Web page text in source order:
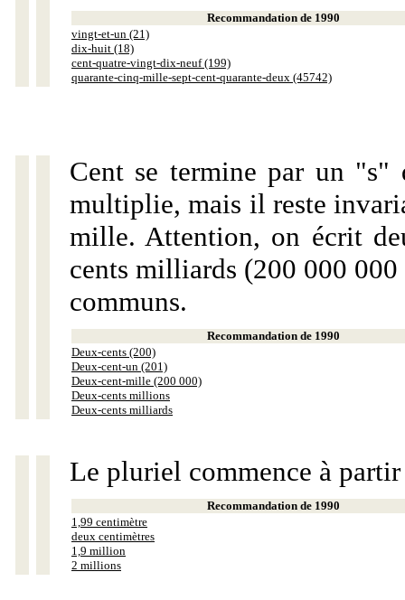
Recommandation de 1990
vingt-et-un (21)
dix-huit (18)
cent-quatre-vingt-dix-neuf (199)
quarante-cinq-mille-sept-cent-quarante-deux (45742)
Cent se termine par un "s"
multiplie, mais il reste
mille. Attention, on écrit
cents milliards (200 000
communs.
Recommandation de 1990
Deux-cents (200)
Deux-cent-un (201)
Deux-cent-mille (200 000)
Deux-cents millions
Deux-cents milliards
Le pluriel commence à
Recommandation de 1990
1,99 centimètre
deux centimètres
1,9 million
2 millions